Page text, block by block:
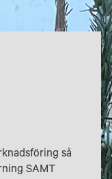
så
SAMT